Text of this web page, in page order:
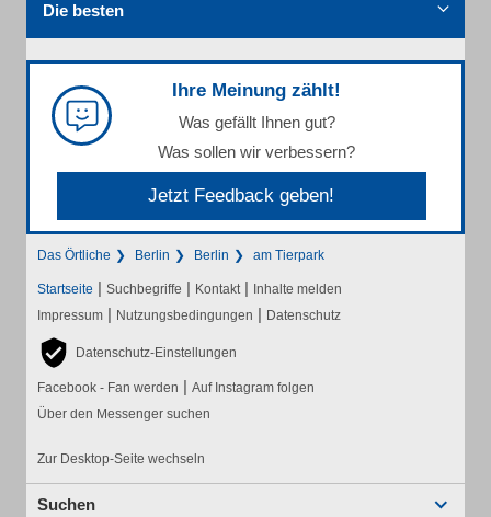
Die besten
Ihre Meinung zählt!
Was gefällt Ihnen gut?
Was sollen wir verbessern?
Jetzt Feedback geben!
Das Örtliche Berlin Berlin am Tierpark
Startseite | Suchbegriffe | Kontakt | Inhalte melden
Impressum | Nutzungsbedingungen | Datenschutz
Datenschutz-Einstellungen
Facebook - Fan werden | Auf Instagram folgen
Über den Messenger suchen
Zur Desktop-Seite wechseln
Suchen